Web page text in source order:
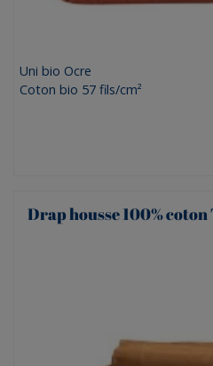
Uni bio Ocre
Coton bio 57 fils/cm²
Drap housse 100%